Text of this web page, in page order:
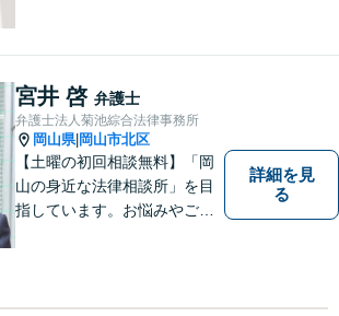
案件に取り掛かることができ
るように準備していますので
お気軽にご相談ください。
宮井 啓 弁護士
弁護士法人菊池綜合法律事務所
岡山県| 岡山市北区
【土曜の初回相談無料】「岡
山の身近な法律相談所」を目
指しています。お悩みやご不
でも構いません。お気軽にご
詳細を見
る